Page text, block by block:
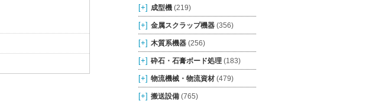
[+] 成型機(219)
[+] 金属スクラップ機器(356)
[+] 木質系機器(256)
[+] 砕石・石膏ボード処理(183)
[+] 物流機械・物流資材(479)
[+] 搬送設備(765)